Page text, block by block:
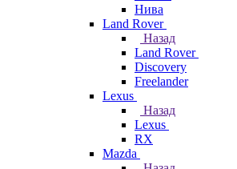
Нива
Land Rover
Назад
Land Rover
Discovery
Freelander
Lexus
Назад
Lexus
RX
Mazda